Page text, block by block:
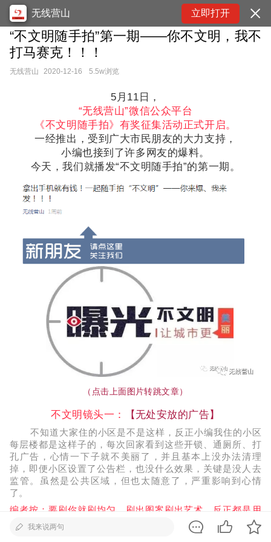
无线营山 立即打开
“不文明随手拍”第一期——你不文明，我不
打马赛克！！！
无线营山 2020-12-16 5.5w浏览
5月11日，
“无线营山”微信公众平台
《不文明随手拍》有奖征集活动正式开启。
一经推出，受到广大市民朋友的大力支持，
小编也接到了许多网友的爆料。
今天，我们就播发“不文明随手拍”的第一期。
（ 点击上面图片转跳文章）
不文明镜头一： 【无处安放的广告】
不知道大家住的小区是不是这样，反正小编我住的小区
每层楼都是这样子的，每次回家看到这些开锁、通厕所、打
孔广告，心情一下子就不美丽了，并且基本上没办法清理
掉，即便小区设置了公告栏，也没什么效果，关键是没人去
监管。虽然是公共区域，但也太随意了，严重影响到心情
了。
编者按：要刷你就刷均匀，刷出图案刷出艺术。反正都是用
五颜六色的油漆，只不过前者叫装修，后者叫不文明。
我来说两句